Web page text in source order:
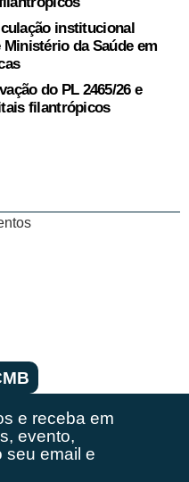
institucional
Ministério da Saúde em
do PL 2465/26 e
filantrópicos
e receba em
evento,
seu email e